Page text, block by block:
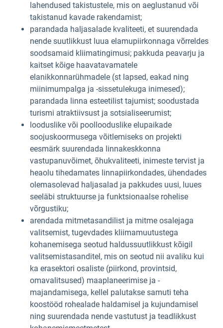
lahendused takistustele, mis on aeglustanud või
takistanud kavade rakendamist;
parandada haljasalade kvaliteeti, et suurendada
nende suutlikkust luua elamupiirkonnaga võrreldes
soodsamaid kliimatingimusi; pakkuda peavarju ja
kaitset kõige haavatavamatele
elanikkonnarühmadele (st lapsed, eakad ning
miinimumpalga ja -sissetulekuga inimesed);
parandada linna esteetilist tajumist; soodustada
turismi atraktiivsust ja sotsialiseerumist;
looduslike või poollooduslike elupaikade
soojuskoormusega võitlemiseks on projekti
eesmärk suurendada linnakeskkonna
vastupanuvõimet, õhukvaliteeti, inimeste tervist ja
heaolu tihedamates linnapiirkondades, ühendades
olemasolevad haljasalad ja pakkudes uusi, luues
seeläbi struktuurse ja funktsionaalse rohelise
võrgustiku;
arendada mitmetasandilist ja mitme osalejaga
valitsemist, tugevdades kliimamuutustega
kohanemisega seotud haldussuutlikkust kõigil
valitsemistasanditel, mis on seotud nii avaliku kui
ka erasektori osaliste (piirkond, provintsid,
omavalitsused) maaplaneerimise ja -
majandamisega, kellel palutakse samuti teha
koostööd rohealade haldamisel ja kujundamisel
ning suurendada nende vastutust ja teadlikkust